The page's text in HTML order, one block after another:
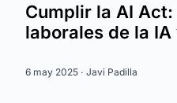
Cumplir la AI
laborales de la
6 may 2025 · Javi Padilla